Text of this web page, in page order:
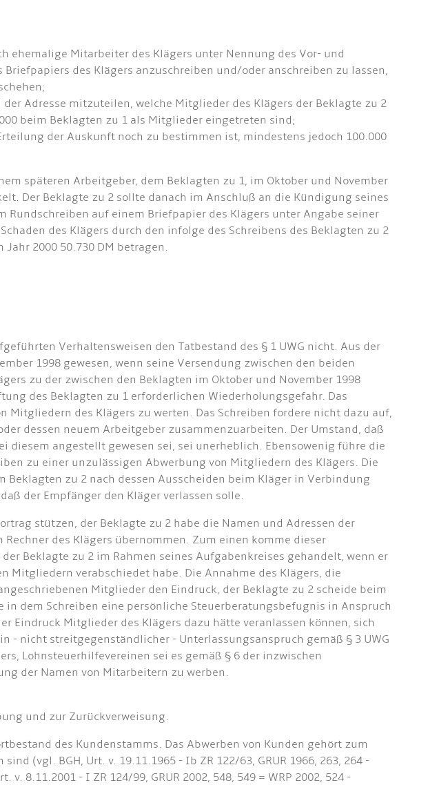
ehemalige Mitarbeiter des Klägers unter Nennung des Vor- und
des Klägers anzuschreiben und/oder anschreiben zu lassen,
Adresse mitzuteilen, welche Mitglieder des Klägers der Beklagte zu 2
beim Beklagten zu 1 als Mitglieder eingetreten sind;
der Auskunft noch zu bestimmen ist, mindestens jedoch 100.000
späteren Arbeitgeber, dem Beklagten zu 1, im Oktober und November
Der Beklagte zu 2 sollte danach im Anschluß an die Kündigung seines
auf einem Briefpapier des Klägers unter Angabe seiner
des Klägers durch den infolge des Schreibens des Beklagten zu 2
2000 50.730 DM betragen.
Verhaltensweisen den Tatbestand des § 1 UWG nicht. Aus der
1998 gewesen, wenn seine Versendung zwischen den beiden
zu der zwischen den Beklagten im Oktober und November 1998
des Beklagten zu 1 erforderlichen Wiederholungsgefahr. Das
des Klägers zu werten. Das Schreiben fordere nicht dazu auf,
dessen neuem Arbeitgeber zusammenzuarbeiten. Der Umstand, daß
diesem angestellt gewesen sei, sei unerheblich. Ebensowenig führe die
zu einer unzulässigen Abwerbung von Mitgliedern des Klägers. Die
zu 2 nach dessen Ausscheiden beim Kläger in Verbindung
der Empfänger den Kläger verlassen solle.
stützen, der Beklagte zu 2 habe die Namen und Adressen der
des Klägers übernommen. Zum einen komme dieser
Beklagte zu 2 im Rahmen seines Aufgabenkreises gehandelt, wenn er
Mitgliedern verabschiedet habe. Die Annahme des Klägers, die
Mitglieder den Eindruck, der Beklagte zu 2 scheide beim
dem Schreiben eine persönliche Steuerberatungsbefugnis in Anspruch
Eindruck Mitglieder des Klägers dazu hätte veranlassen können, sich
nicht streitgegenständlicher - Unterlassungsanspruch gemäß § 3 UWG
Lohnsteuerhilfevereinen sei es gemäß § 6 der inzwischen
der Namen von Mitarbeitern zu werben.
und zur Zurückverweisung.
des Kundenstamms. Das Abwerben von Kunden gehört zum
(vgl. BGH, Urt. v. 19.11.1965 - Ib ZR 122/63, GRUR 1966, 263, 264 -
8.11.2001 - I ZR 124/99, GRUR 2002, 548, 549 = WRP 2002, 524 -